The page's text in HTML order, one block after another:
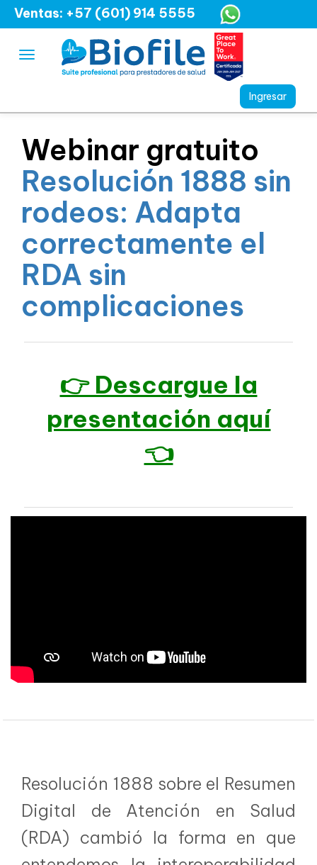
Ventas: +57 (601) 914 5555
Webinar gratuito
Resolución 1888 sin
rodeos: Adapta
correctamente el
RDA sin
complicaciones
👉 Descargue la
presentación aquí
👈
Resolución 1888 sobre el Resumen
Digital de Atención en Salud
(RDA) cambió la forma en que